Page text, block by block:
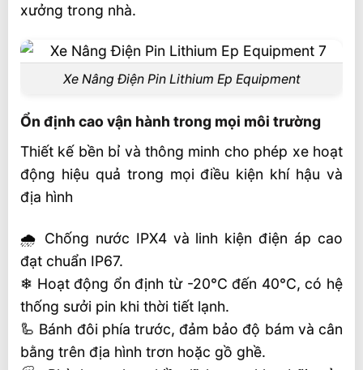
xưởng trong nhà.
Xe Nâng Điện Pin Lithium Ep Equipment
Ổn định cao vận hành trong mọi môi trường
Thiết kế bền bỉ và thông minh cho phép xe hoạt
động hiệu quả trong mọi điều kiện khí hậu và
địa hình
🌧 Chống nước IPX4 và linh kiện điện áp cao
đạt chuẩn IP67.
❄ Hoạt động ổn định từ -20°C đến 40°C, có hệ
thống sưởi pin khi thời tiết lạnh.
🦾 Bánh đôi phía trước, đảm bảo độ bám và cân
bằng trên địa hình trơn hoặc gồ ghề.